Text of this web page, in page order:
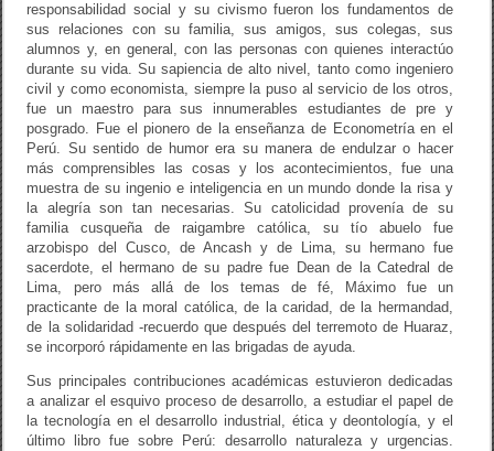
responsabilidad social y su civismo fueron los fundamentos de
sus relaciones con su familia, sus amigos, sus colegas, sus
alumnos y, en general, con las personas con quienes interactúo
durante su vida. Su sapiencia de alto nivel, tanto como ingeniero
civil y como economista, siempre la puso al servicio de los otros,
fue un maestro para sus innumerables estudiantes de pre y
posgrado. Fue el pionero de la enseñanza de Econometría en el
Perú. Su sentido de humor era su manera de endulzar o hacer
más comprensibles las cosas y los acontecimientos, fue una
muestra de su ingenio e inteligencia en un mundo donde la risa y
la alegría son tan necesarias. Su catolicidad provenía de su
familia cusqueña de raigambre católica, su tío abuelo fue
arzobispo del Cusco, de Ancash y de Lima, su hermano fue
sacerdote, el hermano de su padre fue Dean de la Catedral de
Lima, pero más allá de los temas de fé, Máximo fue un
practicante de la moral católica, de la caridad, de la hermandad,
de la solidaridad -recuerdo que después del terremoto de Huaraz,
se incorporó rápidamente en las brigadas de ayuda.
Sus principales contribuciones académicas estuvieron dedicadas
a analizar el esquivo proceso de desarrollo, a estudiar el papel de
la tecnología en el desarrollo industrial, ética y deontología, y el
último libro fue sobre Perú: desarrollo naturaleza y urgencias.